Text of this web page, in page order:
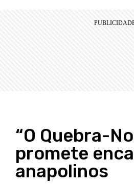
“O Quebra-
promete
anapolinos